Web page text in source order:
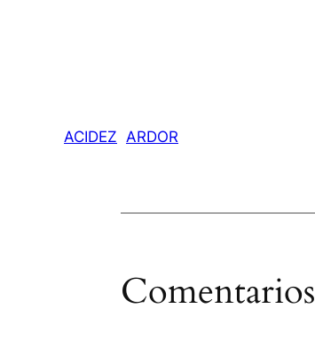
ACIDEZ ARDOR
Comentarios